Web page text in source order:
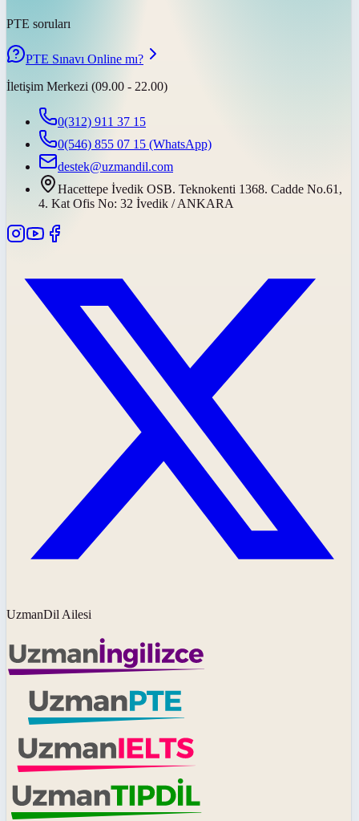
PTE soruları
PTE Sınavı Online mı?
İletişim Merkezi (09.00 - 22.00)
0(312) 911 37 15
0(546) 855 07 15 (WhatsApp)
destek@uzmandil.com
Hacettepe İvedik OSB. Teknokenti 1368. Cadde No.61,
4. Kat Ofis No: 32 İvedik / ANKARA
UzmanDil Ailesi